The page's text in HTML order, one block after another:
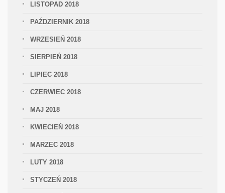
LISTOPAD 2018
PAŹDZIERNIK 2018
WRZESIEŃ 2018
SIERPIEŃ 2018
LIPIEC 2018
CZERWIEC 2018
MAJ 2018
KWIECIEŃ 2018
MARZEC 2018
LUTY 2018
STYCZEŃ 2018